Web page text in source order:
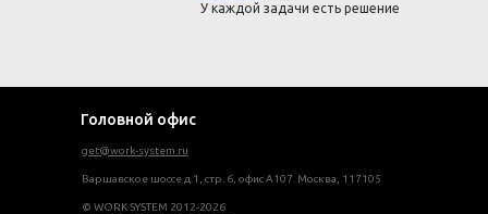
У каждой задачи есть решение
get@work-system.ru
Варшавское шоссе д.1, стр. 6, офис А107. Москва, 117105
© WORK SYSTEM 2012-2026
Головной офис